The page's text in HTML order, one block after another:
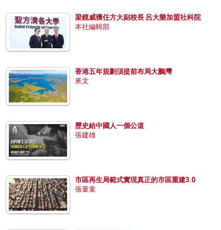
梁鏡威獲任方大副校長 呂大樂加盟社科院
本社編輯部
香港五年規劃須提前布局大鵬灣
來文
歷史給中國人一個公道
張建雄
市區再生局範式實現真正的市區重建3.0
張量童